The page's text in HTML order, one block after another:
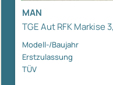
MAN
TGE Aut RFK Markise
Modell-/Baujahr
Erstzulassung
TÜV